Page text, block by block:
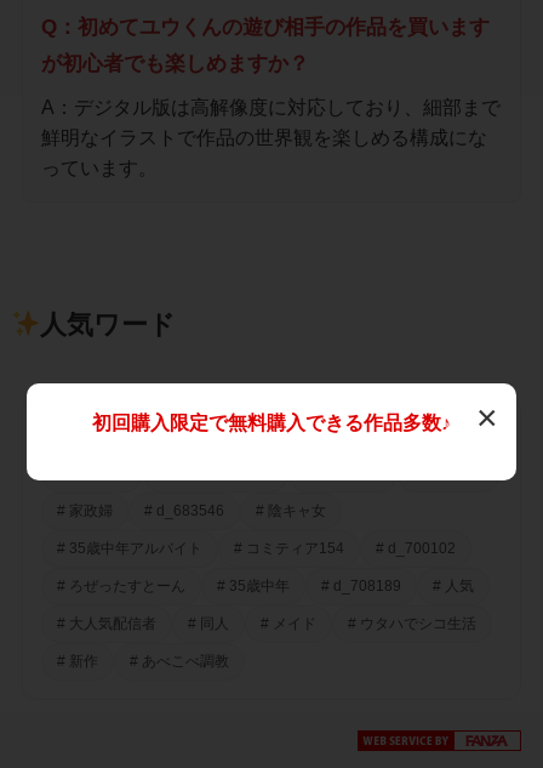
Q：初めてユウくんの遊び相手の作品を買います
が初心者でも楽しめますか？
A：デジタル版は高解像度に対応しており、細部まで
鮮明なイラストで作品の世界観を楽しめる構成にな
っています。
人気ワード
人気のキーワード
# 家政婦 # d_683546 # 陰キャ女
# 35歳中年アルバイト # コミティア154 # d_700102
# ろぜったすとーん # 35歳中年 # d_708189 # 人気
# 大人気配信者 # 同人 # メイド # ウタハでシコ生活
# 新作 # あべこべ調教
×
初回購入限定で無料購入できる作品多数♪